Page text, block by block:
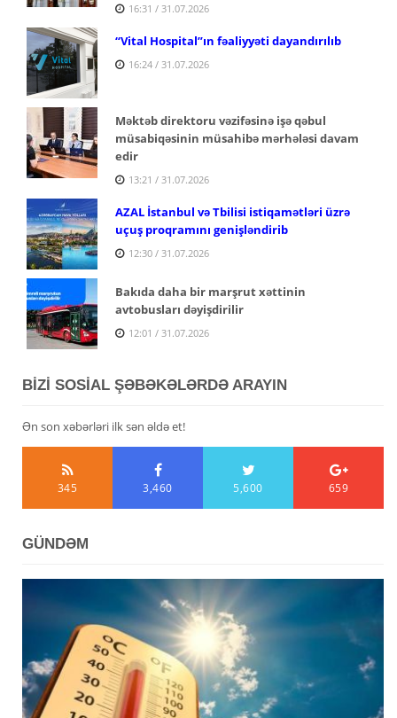
16:31 / 31.07.2026
“Vital Hospital”ın fəaliyyəti dayandırılıb
16:24 / 31.07.2026
Məktəb direktoru vəzifəsinə işə qəbul
müsabiqəsinin müsahibə mərhələsi davam
edir
13:21 / 31.07.2026
AZAL İstanbul və Tbilisi istiqamətləri üzrə
uçuş proqramını genişləndirib
12:30 / 31.07.2026
Bakıda daha bir marşrut xəttinin
avtobusları dəyişdirilir
12:01 / 31.07.2026
BİZİ SOSİAL ŞƏBƏKƏLƏRDƏ ARAYIN
Ən son xəbərləri ilk sən əldə et!
345 3,460 5,600 659
GÜNDƏM